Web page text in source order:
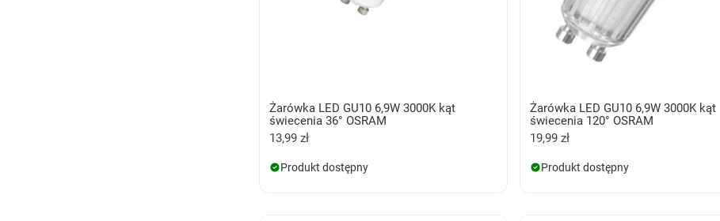
Żarówka LED GU10 6,9W 3000K kąt
świecenia 36° OSRAM
13,99 zł
Produkt dostępny
Żarówka LED GU10 6,9W 3000K kąt
świecenia 120° OSRAM
19,99 zł
Produkt dostępny